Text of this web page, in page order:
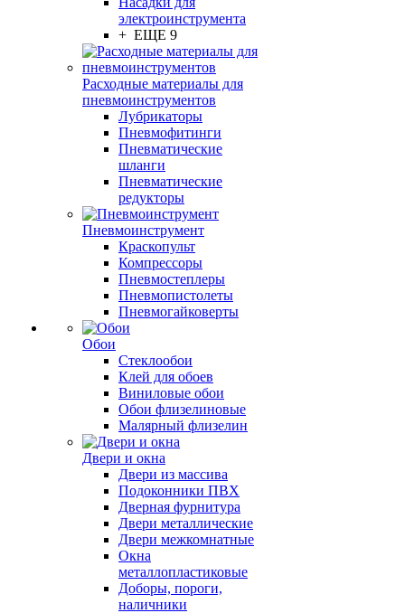
электроинструмента
+ ЕЩЕ 9
Расходные материалы для
пневмоинструментов
Лубрикаторы
Пневмофитинги
Пневматические
шланги
Пневматические
редукторы
Пневмоинструмент
Краскопульт
Компрессоры
Пневмостеплеры
Пневмопистолеты
Пневмогайковерты
Обои
Стеклообои
Клей для обоев
Виниловые обои
Обои флизелиновые
Малярный флизелин
Двери и окна
Двери из массива
Подоконники ПВХ
Дверная фурнитура
Двери металлические
Двери межкомнатные
Окна
металлопластиковые
Доборы, пороги,
наличники